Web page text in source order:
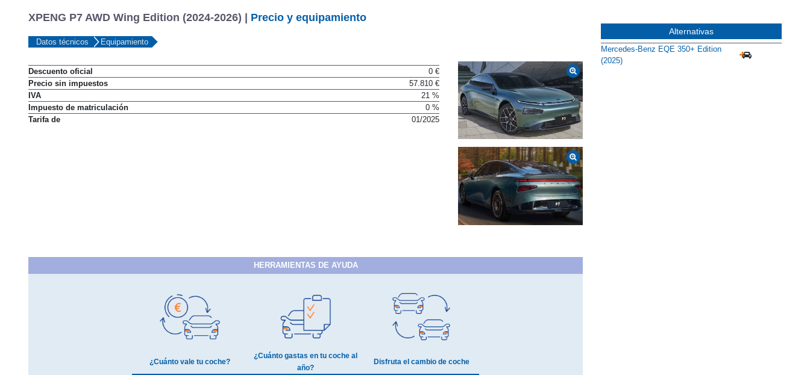
XPENG P7 AWD Wing Edition (2024-2026) | Precio y equipamiento
Datos técnicos Equipamiento
Descuento oficial
0 €
Precio sin impuestos
57.810 €
IVA
21 %
Impuesto de matriculación
0 %
Tarifa de
01/2025
HERRAMIENTAS DE AYUDA
¿Cuánto vale tu coche?
¿Cuánto gastas en tu coche al
año?
Disfruta el cambio de coche
Alternativas
Mercedes-Benz EQE 350+ Edition
(2025)